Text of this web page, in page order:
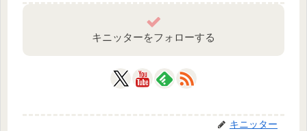
キニッターをフォローする
キニッター